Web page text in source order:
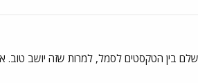
בין הטקסטים לסמל, למרות שזה יושב טוב.